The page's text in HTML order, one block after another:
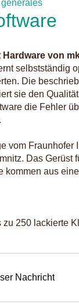
générales
von
selbstständig
Die
sie den
die Fehler
vom Fraunhofer
Das Gerüst
kommen aus
zu 250 lackierte
Nachricht